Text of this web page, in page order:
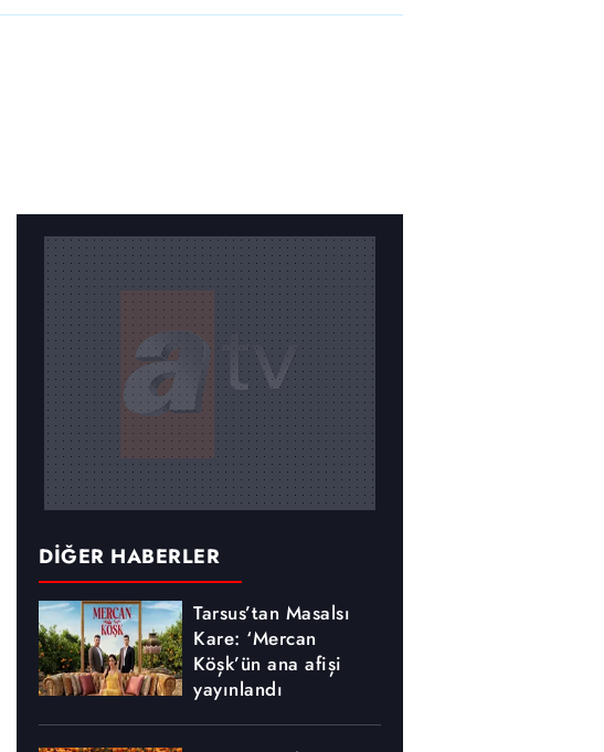
DİĞER HABERLER
Tarsus’tan Masalsı
Kare: ‘Mercan
Köşk’ün ana afişi
yayınlandı